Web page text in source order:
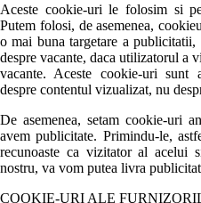
Aceste cookie-uri le folosim si
Putem folosi, de asemenea,
o mai buna targetare a
despre vacante, daca utilizatorul a
vacante. Aceste cookie-uri sunt
despre contentul vizualizat, nu
De asemenea, setam cookie-uri
avem publicitate. Primindu-le,
recunoaste ca vizitator al acelui
nostru, va vom putea livra
COOKIE-URI ALE